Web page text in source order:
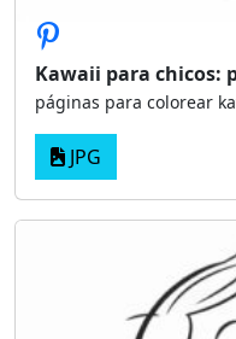
Kawaii para chicos:
páginas para colorear
JPG